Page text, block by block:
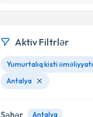
Aktiv Filtrlər
Yumurtalıq kisti əməliyyatı
Antalya
Şəhər Antalya